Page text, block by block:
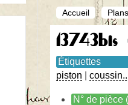
Accueil
Étiquettes
piston
N° de pièce